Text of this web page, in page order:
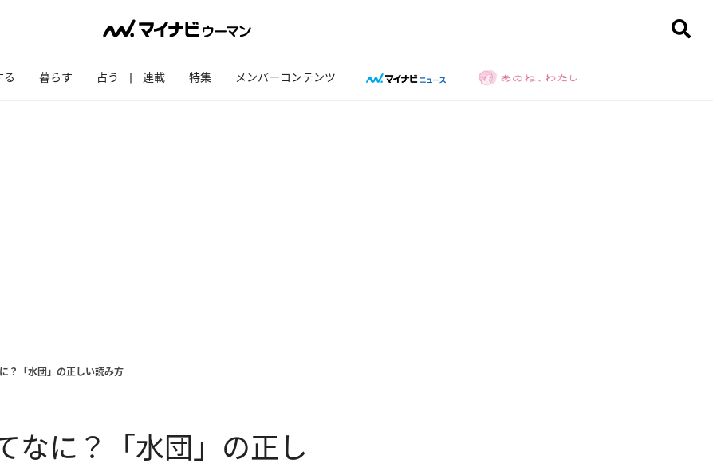
る 暮らす 占う 連載 特集 メンバーコンテンツ
？「水団」の正しい読み方
なに？「水団」の正し